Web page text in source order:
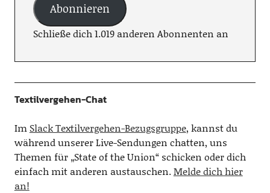
Abonnieren
Schließe dich 1.019 anderen Abonnenten an
Textilvergehen-Chat
Im Slack Textilvergehen-Bezugsgruppe, kannst du
während unserer Live-Sendungen chatten, uns
Themen für „State of the Union“ schicken oder dich
einfach mit anderen austauschen.Melde dich hier
an!